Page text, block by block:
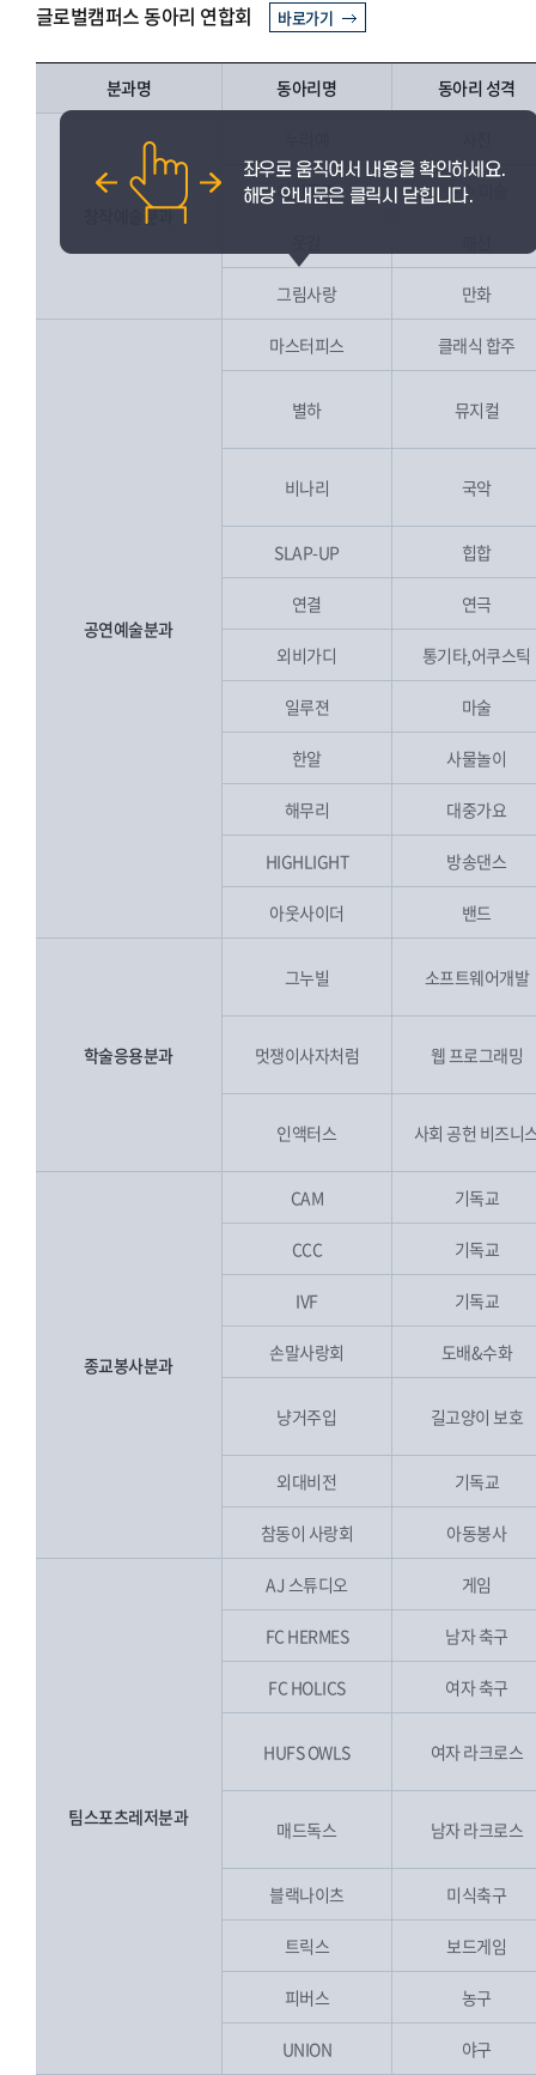
글로벌캠퍼스 동아리 연합회 바로가기
분과명 동아리명 동아리 성격
창작예술분과
하얀공간 순수 미술
그림사랑 만화
공연예술분과
마스터피스 클래식 합주
별하 뮤지컬
비나리 국악
SLAP-UP 힙합
연결 연극
외비가디 통기타,어쿠스틱
일루젼 마술
한알 사물놀이
해무리 대중가요
HIGHLIGHT 방송댄스
아웃사이더 밴드
학술응용분과
그누빌 소프트웨어개발
멋쟁이사자처럼 웹 프로그래밍
인액터스 사회 공헌 비즈니
종교봉사분과
CAM 기독교
CCC 기독교
IVF 기독교
손말사랑회 도배&수화
냥거주입 길고양이 보호
외대비전 기독교
참동이 사랑회 아동봉사
팀스포츠레저분과
AJ 스튜디오 게임
FC HERMES 남자 축구
FC HOLICS 여자 축구
HUFS OWLS 여자 라크로스
매드독스 남자 라크로스
블랙나이츠 미식축구
트릭스 보드게임
피버스 농구
UNION 야구